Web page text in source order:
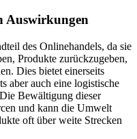
Auswirkungen
des Onlinehandels, da sie
Produkte zurückzugeben,
Dies bietet einerseits
aber auch eine logistische
Bewältigung dieser
und kann die Umwelt
oft über weite Strecken